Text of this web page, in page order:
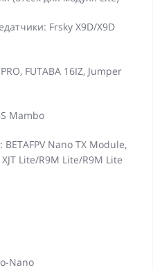
Frsky X9D/X9D
FUTABA 16IZ, Jumper
Mambo
Nano TX Module,
Lite/R9M Lite/R9M Lite
Nano